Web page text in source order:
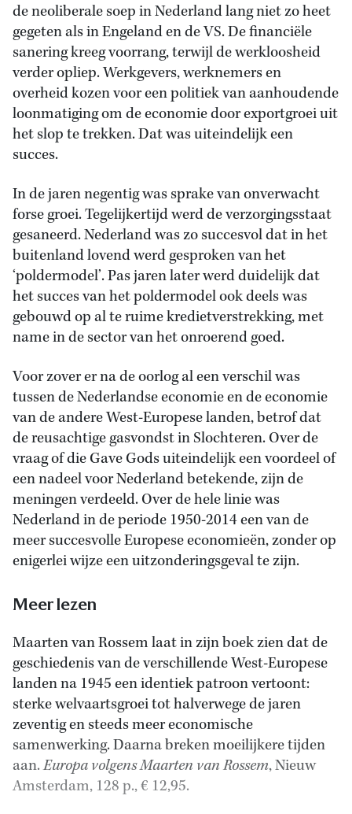
de neoliberale soep in Nederland lang niet zo heet
gegeten als in Engeland en de VS. De financiële
sanering kreeg voorrang, terwijl de werkloosheid
verder opliep. Werkgevers, werknemers en
overheid kozen voor een politiek van aanhoudende
loonmatiging om de economie door exportgroei uit
het slop te trekken. Dat was uiteindelijk een
succes.
In de jaren negentig was sprake van onverwacht
forse groei. Tegelijkertijd werd de verzorgingsstaat
gesaneerd. Nederland was zo succesvol dat in het
buitenland lovend werd gesproken van het
‘poldermodel’. Pas jaren later werd duidelijk dat
het succes van het poldermodel ook deels was
gebouwd op al te ruime kredietverstrekking, met
name in de sector van het onroerend goed.
Voor zover er na de oorlog al een verschil was
tussen de Nederlandse economie en de economie
van de andere West-Europese landen, betrof dat
de reusachtige gasvondst in Slochteren. Over de
vraag of die Gave Gods uiteindelijk een voordeel of
een nadeel voor Nederland betekende, zijn de
meningen verdeeld. Over de hele linie was
Nederland in de periode 1950-2014 een van de
meer succesvolle Europese economieën, zonder op
enigerlei wijze een uitzonderingsgeval te zijn.
Meer lezen
Maarten van Rossem laat in zijn boek zien dat de
geschiedenis van de verschillende West-Europese
landen na 1945 een identiek patroon vertoont:
sterke welvaartsgroei tot halverwege de jaren
zeventig en steeds meer economische
samenwerking. Daarna breken moeilijkere tijden
aan.Europa volgens Maarten van Rossem, Nieuw
Amsterdam, 128 p., € 12,95.